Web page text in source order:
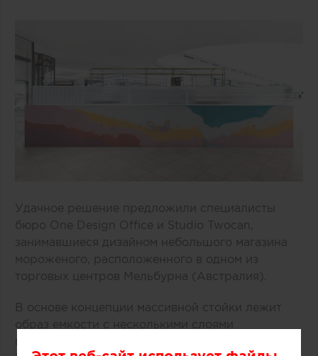
Удачное решение предложили специалисты
бюро One Design Office и Studio Twocan,
занимавшиеся дизайном небольшого магазина
мороженого, расположенного в одном из
торговых центров Мельбурна (Австралия).
В основе концепции массивной стойки лежит
образ емкости с несколькими слоями
мороженого и разнообразных добавок.